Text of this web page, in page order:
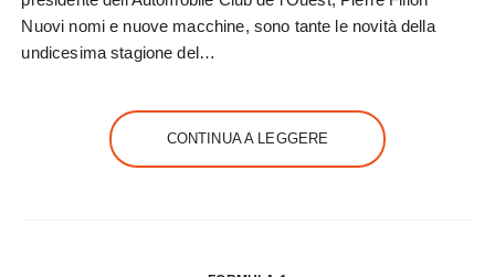
Nuovi nomi e nuove macchine, sono tante le novità della
undicesima stagione del…
CONTINUA A LEGGERE